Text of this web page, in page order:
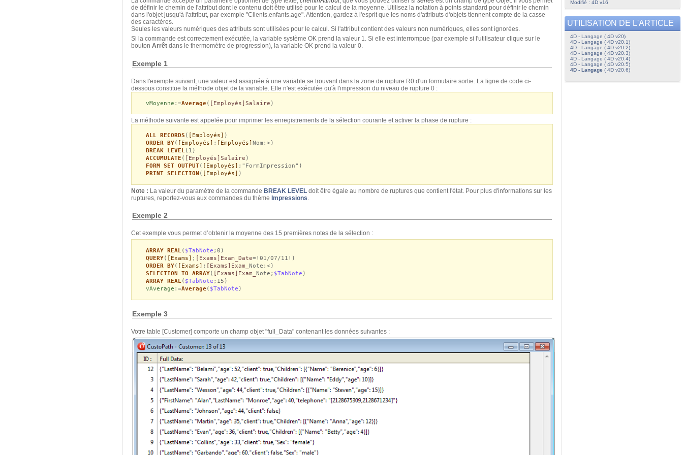
de définir le chemin de l'attribut dont le contenu doit être utilisé pour le calcul de la moyenne. Utilisez la notation à points standard pour définir le chemin
dans l'objet jusqu'à l'attribut, par exemple "Clients.enfants.age". Attention, gardez à l'esprit que les noms d'attributs d'objets tiennent compte de la casse
des caractères.
Seules les valeurs numériques des attributs sont utilisées pour le calcul. Si l'attribut contient des valeurs non numériques, elles sont ignorées.
Si la commande est correctement exécutée, la variable système OK prend la valeur 1. Si elle est interrompue (par exemple si l'utilisateur clique sur le
bouton Arrêt dans le thermomètre de progression), la variable OK prend la valeur 0.
Exemple 1
Dans l'exemple suivant, une valeur est assignée à une variable se trouvant dans la zone de rupture R0 d'un formulaire sortie. La ligne de code ci-
dessous constitue la méthode objet de la variable. Elle n'est exécutée qu'à l'impression du niveau de rupture 0 :
vMoyenne :=Average( [Employés]Salaire )
La méthode suivante est appelée pour imprimer les enregistrements de la sélection courante et activer la phase de rupture :
ALL RECORDS ( [Employés]
)
ORDER BY( [Employés] ; [Employés]
Nom;>)
BREAK LEVEL(1)
ACCUMULATE ( [Employés]Salaire )
FORM SET OUTPUT( [Employés]
;"FormImpression")
PRINT SELECTION ( [Employés] )
Note : La valeur du paramètre de la commande BREAK LEVEL doit être égale au nombre de ruptures que contient l'état. Pour plus d'informations sur les
ruptures, reportez-vous aux commandes du thème Impressions.
Exemple 2
Cet exemple vous permet d’obtenir la moyenne des 15 premières notes de la sélection :
ARRAY REAL( $TabNote ;0)
QUERY( [Exams] ; [Exams]Exam_Date=!01/07/11!)
ORDER BY( [Exams] ; [Exams]Exam_ Note;<)
SELECTION TO ARRAY( [Exams]Exam_ Note; $TabNote )
ARRAY REAL( $TabNote ;15)
vAverage :=Average( $TabNote )
Exemple 3
Votre table [Customer] comporte un champ objet "full_Data" contenant les données suivantes :
Modifié : 4D v16
UTILISATION DE L'ARTICLE
4D - Langage ( 4D v20)
4D - Langage ( 4D v20.1)
4D - Langage ( 4D v20.2)
4D - Langage ( 4D v20.3)
4D - Langage ( 4D v20.4)
4D - Langage ( 4D v20.5)
4D - Langage( 4D v20.6)